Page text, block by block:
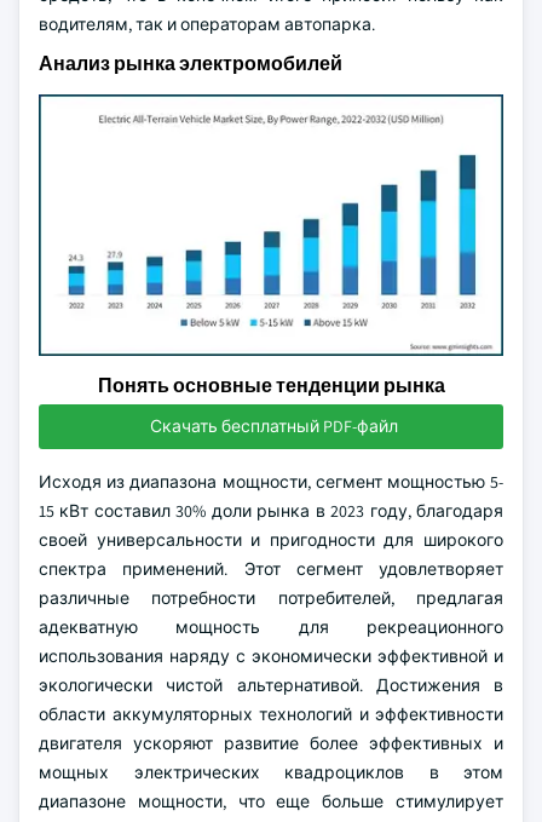
водителям, так и операторам автопарка.
Анализ рынка электромобилей
Понять основные тенденции рынка
Скачать бесплатный PDF-файл
Исходя из диапазона мощности, сегмент мощностью 5-
15 кВт составил 30% доли рынка в 2023 году, благодаря
своей универсальности и пригодности для широкого
спектра применений. Этот сегмент удовлетворяет
различные потребности потребителей, предлагая
адекватную мощность для рекреационного
использования наряду с экономически эффективной и
экологически чистой альтернативой. Достижения в
области аккумуляторных технологий и эффективности
двигателя ускоряют развитие более эффективных и
мощных электрических квадроциклов в этом
диапазоне мощности, что еще больше стимулирует